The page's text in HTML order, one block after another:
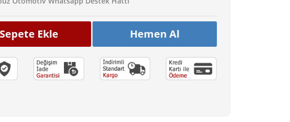
Sepete Ekle Hemen Al